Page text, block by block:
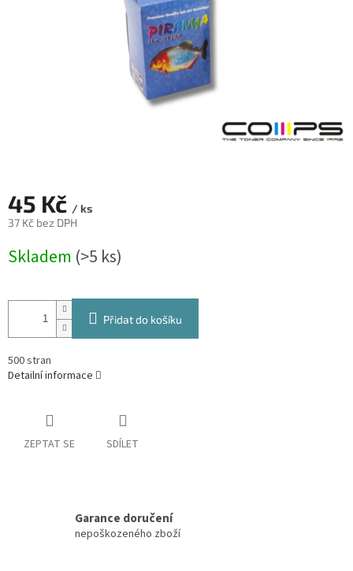
45 Kč / ks
37 Kč bez DPH
cena:
Skladem (>5 ks)
Přidat do košíku
500 stran
Detailní informace
ZEPTAT SE SDÍLET
Garance doručení
nepoškozeného zboží